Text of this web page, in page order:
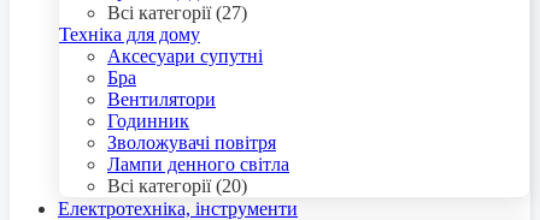
Всі категорії (27)
Техніка для дому
Аксесуари супутні
Бра
Вентилятори
Годинник
Зволожувачі повітря
Лампи денного світла
Всі категорії (20)
Електротехніка, інструменти